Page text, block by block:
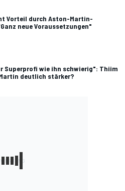
Vorteil durch Aston-Martin-
neue Voraussetzungen"
Superprofi wie ihn schwierig": Thiim
deutlich stärker?